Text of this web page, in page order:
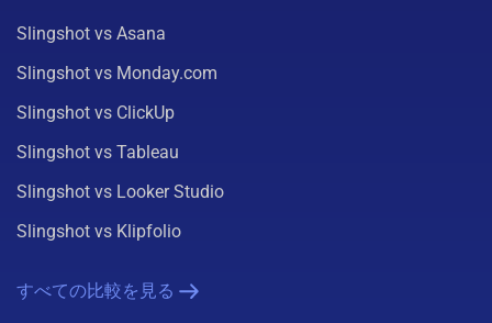
Slingshot vs Asana
Slingshot vs Monday.com
Slingshot vs ClickUp
Slingshot vs Tableau
Slingshot vs Looker Studio
Slingshot vs Klipfolio
すべての比較を見る